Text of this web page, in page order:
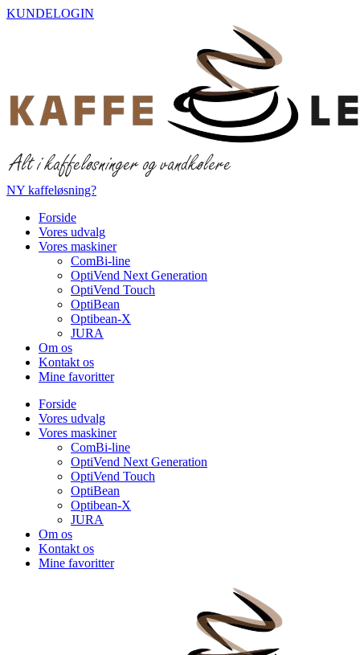
Videre
KUNDELOGIN
NY kaffeløsning?
Forside
Vores udvalg
Vores maskiner
ComBi-line
OptiVend Next Generation
OptiVend Touch
OptiBean
Optibean-X
JURA
Om os
Kontakt os
Mine favoritter
Forside
Vores udvalg
Vores maskiner
ComBi-line
OptiVend Next Generation
OptiVend Touch
OptiBean
Optibean-X
JURA
Om os
Kontakt os
Mine favoritter